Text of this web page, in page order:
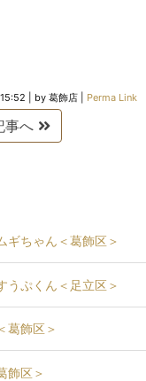
by 葛飾店 Perma Link
事へ
ギちゃん＜葛飾区＞
うぷくん＜足立区＞
葛飾区＞
飾区＞